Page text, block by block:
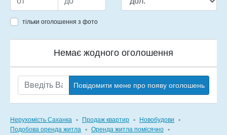
тільки оголошення з фото
Немає жодного оголошення
Повідомити мене про появу оголошень
Нерухомість Саханка ▪ Продаж квартир ▪ Новобудови
▪
Подобова оренда житла ▪ Оренда житла помісячно ▪